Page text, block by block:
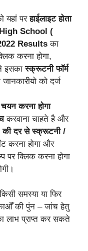
यहां परहाईलाइट होता
School (
Results का
करना होगा,
इसकास्क्रूटनी फॉर्म
को दर्ज
करना होगा
करवाना चाहते है और
की दर से स्क्रूटनी /
करना होगा और
पर क्लिक करना होगा
समस्या या फिर
की पुंन – जांच हेतु
प्राप्त कर सकते